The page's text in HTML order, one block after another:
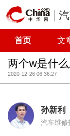
首页 文
两个w是什
2020-12-26 06:36:27
孙新利
汽车维修